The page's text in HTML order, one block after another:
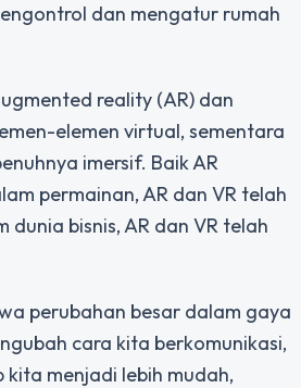
dan mengatur rumah
reality (AR) dan
elemen virtual, sementara
imersif. Baik AR
permainan, AR dan VR telah
bisnis, AR dan VR telah
perubahan besar dalam gaya
cara kita berkomunikasi,
menjadi lebih mudah,